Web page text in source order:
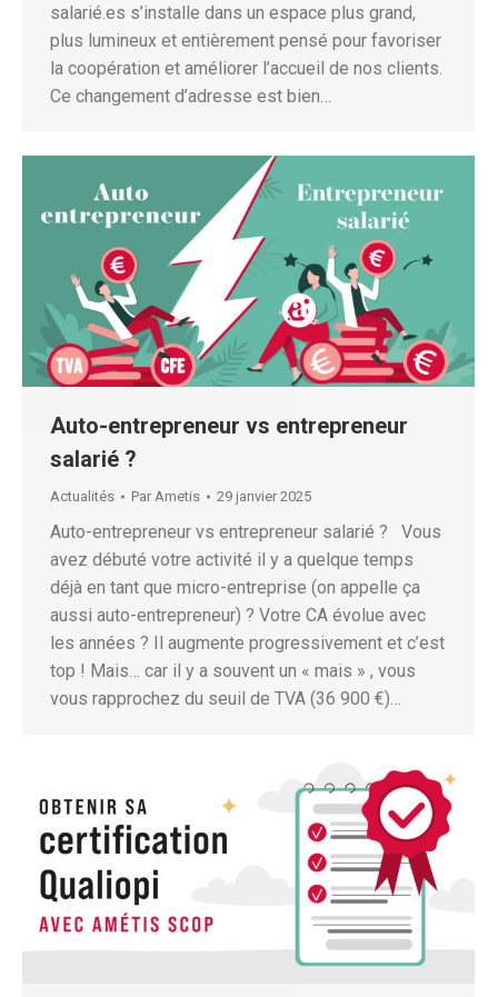
salarié.es s’installe dans un espace plus grand,
plus lumineux et entièrement pensé pour favoriser
la coopération et améliorer l’accueil de nos clients.
Ce changement d’adresse est bien…
Auto-entrepreneur vs entrepreneur
salarié ?
Actualités Par Ametis 29 janvier 2025
Auto-entrepreneur vs entrepreneur salarié ? Vous
avez débuté votre activité il y a quelque temps
déjà en tant que micro-entreprise (on appelle ça
aussi auto-entrepreneur) ? Votre CA évolue avec
les années ? Il augmente progressivement et c’est
top ! Mais… car il y a souvent un « mais » , vous
vous rapprochez du seuil de TVA (36 900 €)…